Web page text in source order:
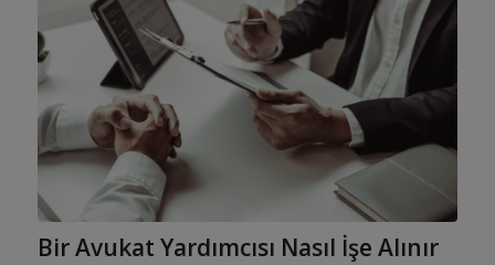
Bir Avukat Yardımcısı Nasıl İşe Alınır